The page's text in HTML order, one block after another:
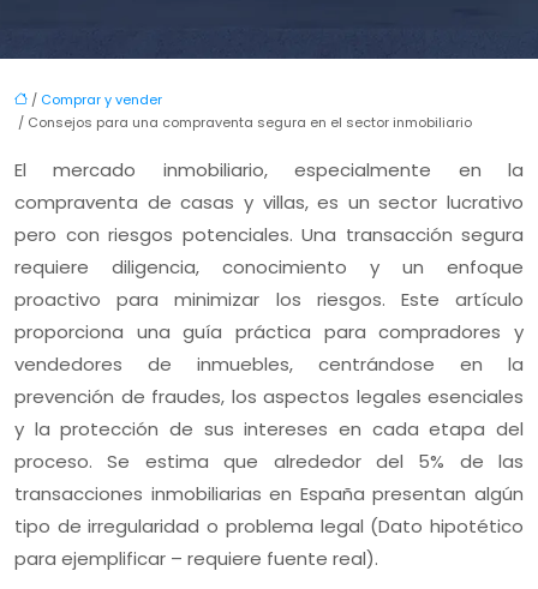
/ Comprar y vender
/ Consejos para una compraventa segura en el sector inmobiliario
El mercado inmobiliario, especialmente en la
compraventa de casas y villas, es un sector lucrativo
pero con riesgos potenciales. Una transacción segura
requiere diligencia, conocimiento y un enfoque
proactivo para minimizar los riesgos. Este artículo
proporciona una guía práctica para compradores y
vendedores de inmuebles, centrándose en la
prevención de fraudes, los aspectos legales esenciales
y la protección de sus intereses en cada etapa del
proceso. Se estima que alrededor del 5% de las
transacciones inmobiliarias en España presentan algún
tipo de irregularidad o problema legal (Dato hipotético
para ejemplificar – requiere fuente real).